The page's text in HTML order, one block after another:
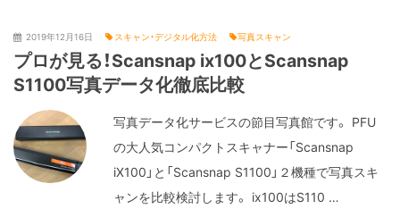
2019年12月16日 スキャン・デジタル化方法 写真スキャン
プロが見る！Scansnap ix100とScansnap
S1100写真データ化徹底比較
写真データ化サービスの節目写真館です。 PFU
の大人気コンパクトスキャナー「Scansnap
iX100」と「Scansnap S1100」２機種で写真スキ
ャンを比較検討します。 ix100はS110 …